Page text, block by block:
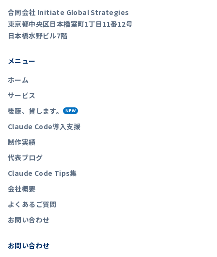
合同会社 Initiate Global Strategies
東京都中央区日本橋室町1丁目11番12号
日本橋水野ビル7階
メニュー
ホーム
サービス
後藤、貸します。 NEW
Claude Code導入支援
制作実績
代表ブログ
Claude Code Tips集
会社概要
よくあるご質問
お問い合わせ
お問い合わせ